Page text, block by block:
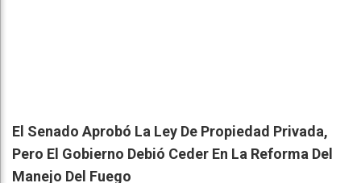
El Senado Aprobó La Ley De Propiedad Privada,
Pero El Gobierno Debió Ceder En La Reforma Del
Manejo Del Fuego